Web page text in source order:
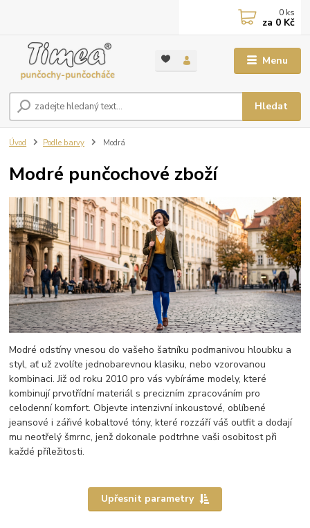
Menu
Hledat
0 ks
za 0 Kč
Úvod Podle barvy Modrá
Modré punčochové zboží
Modré odstíny vnesou do vašeho šatníku podmanivou hloubku a
styl, ať už zvolíte jednobarevnou klasiku, nebo vzorovanou
kombinaci. Již od roku 2010 pro vás vybíráme modely, které
kombinují prvotřídní materiál s precizním zpracováním pro
celodenní komfort. Objevte intenzivní inkoustové, oblíbené
jeansové i zářivé kobaltové tóny, které rozzáří váš outfit a dodají
mu neotřelý šmrnc, jenž dokonale podtrhne vaši osobitost při
každé příležitosti.
Upřesnit parametry